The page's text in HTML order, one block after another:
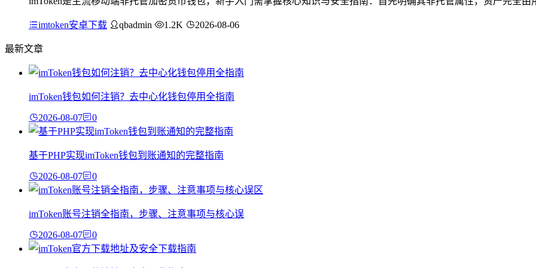
imtoken安卓下载 qbadmin 1.2K 2026-08-06
最新文章
imToken钱包如何注销？去中心化钱包停用全指南
2026-08-07 0
基于PHP实现imToken钱包到账通知的完整指南
2026-08-07 0
imToken账号注销全指南，步骤、注意事项与核心误
2026-08-07 0